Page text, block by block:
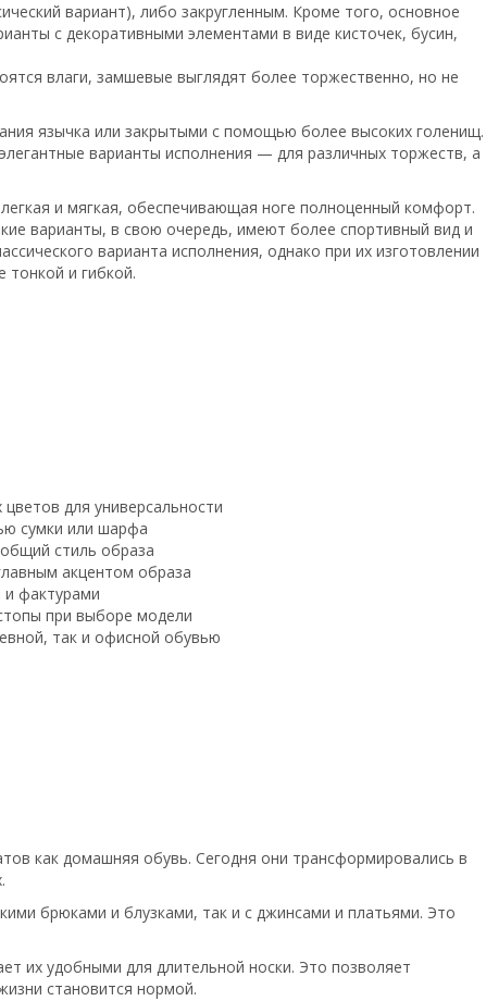
вариант), либо закругленным. Кроме того, основное
с декоративными элементами в виде кисточек, бусин,
влаги, замшевые выглядят более торжественно, но не
язычка или закрытыми с помощью более высоких голенищ.
варианты исполнения — для различных торжеств, а
и мягкая, обеспечивающая ноге полноценный комфорт.
варианты, в свою очередь, имеют более спортивный вид и
варианта исполнения, однако при их изготовлении
и гибкой.
для универсальности
сумки или шарфа
стиль образа
акцентом образа
и фактурами
при выборе модели
так и офисной обувью
как домашняя обувь. Сегодня они трансформировались в
брюками и блузками, так и с джинсами и платьями. Это
их удобными для длительной носки. Это позволяет
становится нормой.